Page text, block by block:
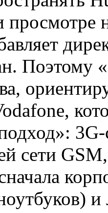
просмотре
Поэтому
3G-
сети